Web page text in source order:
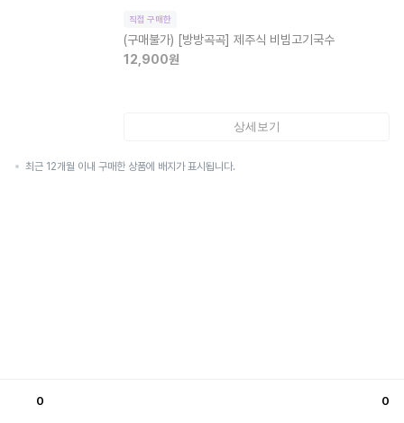
직접 구매한
(구매불가) [방방곡곡] 제주식 비빔고기국수
12,900원
상세보기
최근 12개월 이내 구매한 상품에 배지가 표시됩니다.
0 0